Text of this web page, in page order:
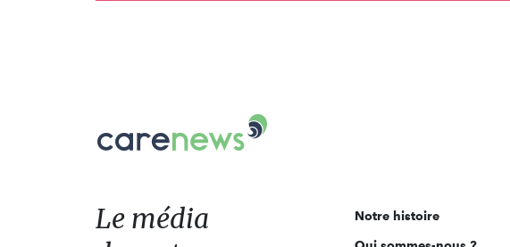
Le
acteurs
de
Le média
Notre histoire